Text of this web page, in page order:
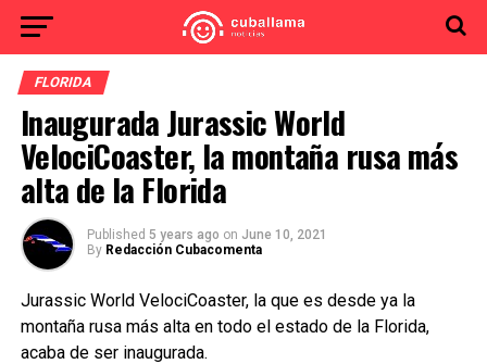
FLORIDA
Inaugurada Jurassic World
VelociCoaster, la montaña rusa más
alta de la Florida
Published 5 years ago on June 10, 2021
By Redacción Cubacomenta
Jurassic World VelociCoaster, la que es desde ya la
montaña rusa más alta en todo el estado de la Florida,
acaba de ser inaugurada.